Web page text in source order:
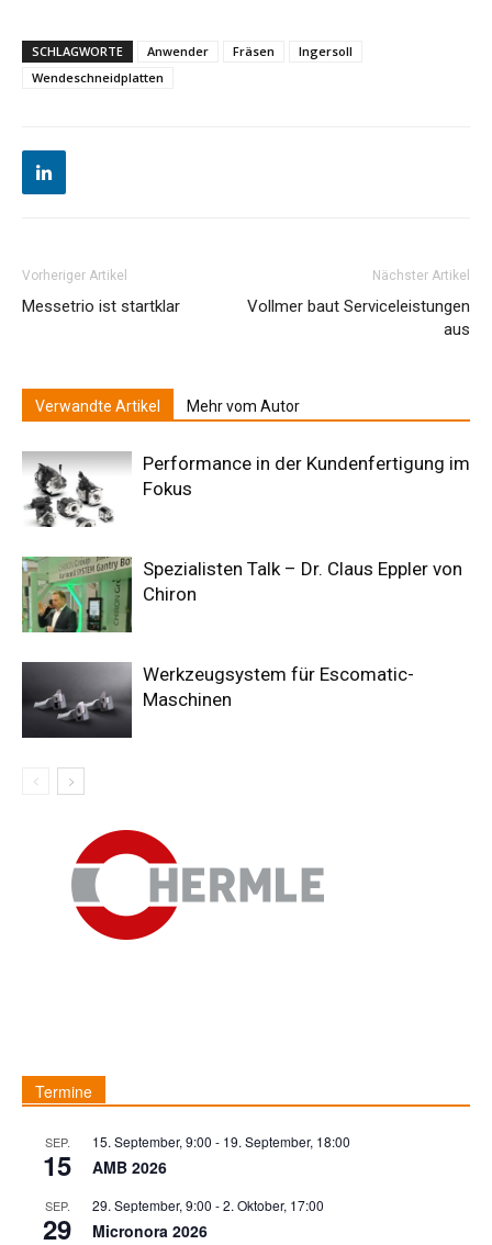
SCHLAGWORTE Anwender Fräsen
Ingersoll
Wendeschneidplatten
Vorheriger Artikel
Messetrio ist startklar
Nächster Artikel
Vollmer baut Serviceleistungen
aus
Verwandte Artikel Mehr vom Autor
Performance in der Kundenfertigung im
Fokus
Spezialisten Talk – Dr. Claus Eppler von
Chiron
Werkzeugsystem für Escomatic-
Maschinen
Termine
SEP.
15
15. September, 9:00 - 19. September, 18:00
AMB 2026
SEP.
29
29. September, 9:00 -2. Oktober, 17:00
Micronora 2026